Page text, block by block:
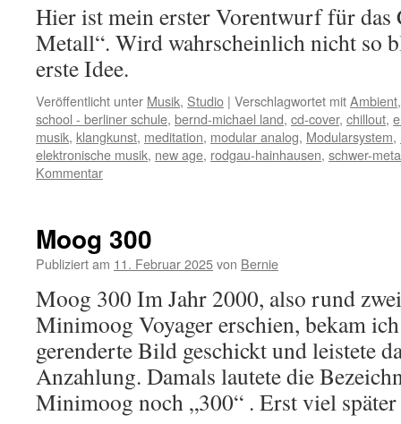
Hier ist mein erster Vorentwurf für das
Metall“. Wird wahrscheinlich nicht so
erste Idee.
Veröffentlicht unter Musik, Studio | Verschlagwortet mitAmbient
school - berliner schule, bernd-michael land, cd-cover, chillout,
musik, klangkunst, meditation, modular analog, Modularsystem,
elektronische musik, new age, rodgau-hainhausen, schwer-
Kommentar
Moog 300
Publiziert am 11. Februar 2025von Bernie
Moog 300 Im Jahr 2000, also rund
Minimoog Voyager erschien, bekam ich
gerenderte Bild geschickt und leistete
Anzahlung. Damals lautete die
Minimoog noch „300“ . Erst viel